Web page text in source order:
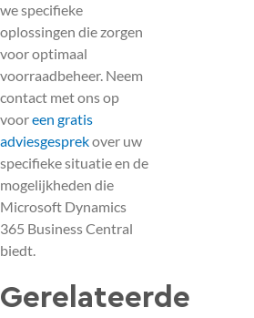
we specifieke
oplossingen die zorgen
voor optimaal
voorraadbeheer. Neem
contact met ons op
vooreen gratis
adviesgesprekover uw
specifieke situatie en de
mogelijkheden die
Microsoft Dynamics
365 Business Central
biedt.
Gerelateerde